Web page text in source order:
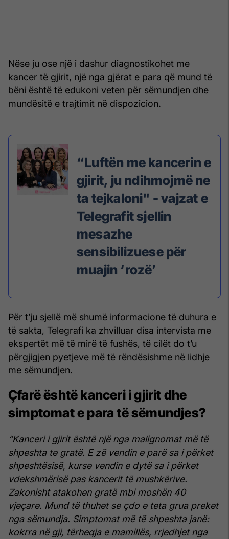
Nëse ju ose një i dashur diagnostikohet me
kancer të gjirit, një nga gjërat e para që mund të
bëni është të edukoni veten për sëmundjen dhe
mundësitë e trajtimit në dispozicion.
“Luftën me kancerin e
gjirit, ju ndihmojmë ne
ta tejkaloni" - vajzat e
Telegrafit sjellin
mesazhe
sensibilizuese për
muajin ‘rozë’
Për t’ju sjellë më shumë informacione të duhura e
të sakta, Telegrafi ka zhvilluar disa intervista me
ekspertët më të mirë të fushës, të cilët do t’u
përgjigjen pyetjeve më të rëndësishme në lidhje
me sëmundjen.
Çfarë është kanceri i gjirit dhe
simptomat e para të sëmundjes?
“Kanceri i gjirit është një nga malignomat më të
shpeshta te gratë. E zë vendin e parë sa i përket
shpeshtësisë, kurse vendin e dytë sa i përket
vdekshmërisë pas kancerit të mushkërive.
Zakonisht atakohen gratë mbi moshën 40
vjeçare. Mund të thuhet se çdo e teta grua preket
nga sëmundja. Simptomat më të shpeshta janë:
kokrra në gji, tërheqja e mamillës, rrjedhjet nga